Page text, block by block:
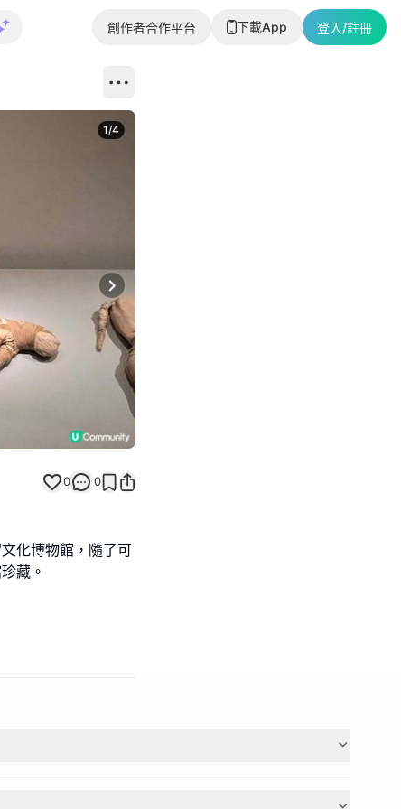
創作者合作平台 下載App 登入/註冊
Next slide
1/4
0 0
化博物館，隨了可